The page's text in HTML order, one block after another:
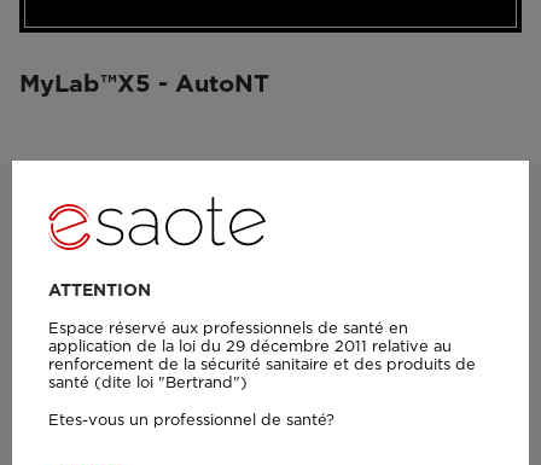
MyLab™X5 - AutoNT
Ne manquez pas l’opportunité de rester informé des
événements à venir, des ressources pédagogiques et
de toutes les dernières nouveautés d’Esaote.
ATTENTION
Espace réservé aux professionnels de santé en
application de la loi du 29 décembre 2011 relative au
renforcement de la sécurité sanitaire et des produits de
santé (dite loi "Bertrand")
Etes-vous un professionnel de santé?